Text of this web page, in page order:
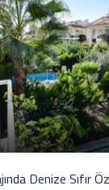
Denize Sıfır